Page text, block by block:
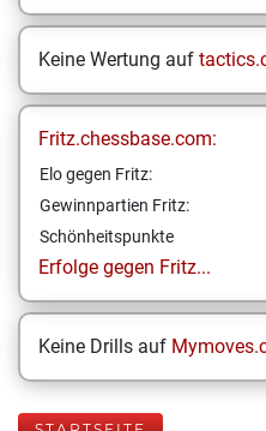
Keine Wertung auf
Fritz.chessbase.com:
Elo gegen Fritz:
Gewinnpartien Fritz:
Schönheitspunkte
Erfolge gegen Fritz...
Keine Drills auf